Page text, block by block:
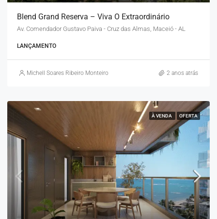
Blend Grand Reserva – Viva O Extraordinário
Av. Comendador Gustavo Paiva - Cruz das Almas, Maceió - AL
LANÇAMENTO
Michell Soares Ribeiro Monteiro 2 anos atrás
À VENDA OFERTA